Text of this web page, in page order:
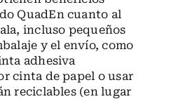
QuadEn cuanto al
incluso pequeños
y el envío, como
adhesiva
cinta de papel o usar
reciclables (en lugar